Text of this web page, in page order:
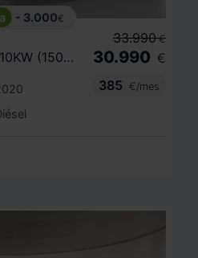
- 3.000€
BLACK LINE 35 TDI 110KW (150CV) S TRONIC
33.990 €
30.990 €
385
€/mes